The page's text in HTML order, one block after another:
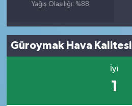
Yağış Olasılığı: %88
Güroymak Hava Kalitesi
İyi
1